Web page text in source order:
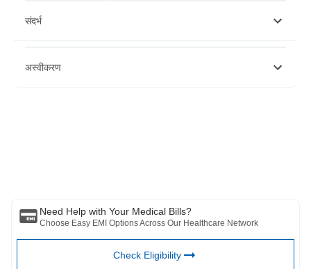
संदर्भ
अस्वीकरण
Need Help with Your Medical Bills?
Choose Easy EMI Options Across Our Healthcare Network
Check Eligibility